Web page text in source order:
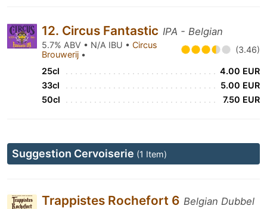
12. Circus Fantastic IPA - Belgian
5.7% ABV • N/A IBU • Circus
Brouwerij • (3.46)
25cl
4.00 EUR
33cl
5.00 EUR
50cl
7.50 EUR
Suggestion Cervoiserie (1 Item)
Trappistes Rochefort 6 Belgian Dubbel